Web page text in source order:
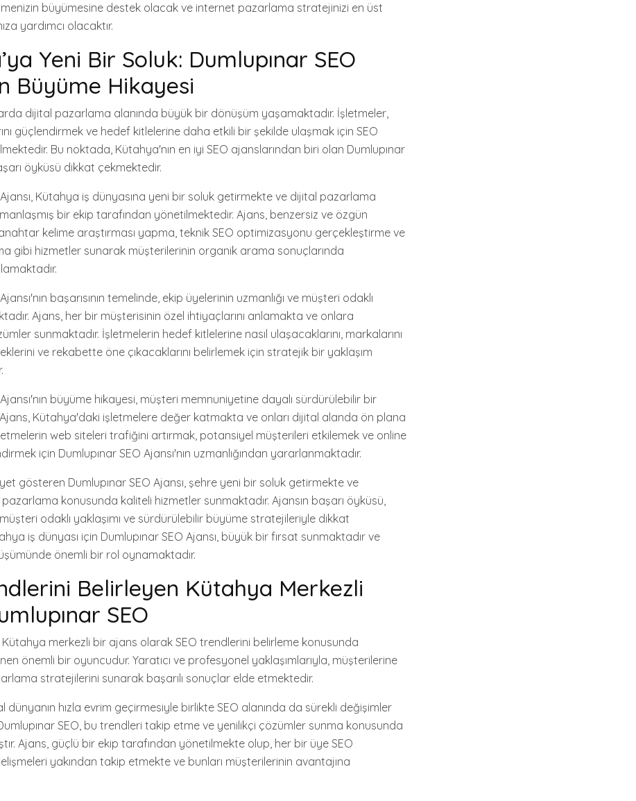
büyümesine destek olacak ve internet pazarlama stratejinizi en üst
yardımcı olacaktır.
Yeni Bir Soluk: Dumlupınar SEO
Büyüme Hikayesi
dijital pazarlama alanında büyük bir dönüşüm yaşamaktadır. İşletmeler,
güçlendirmek ve hedef kitlelerine daha etkili bir şekilde ulaşmak için SEO
Bu noktada, Kütahya'nın en iyi SEO ajanslarından biri olan Dumlupınar
öyküsü dikkat çekmektedir.
Ajansı, Kütahya iş dünyasına yeni bir soluk getirmekte ve dijital pazarlama
bir ekip tarafından yönetilmektedir. Ajans, benzersiz ve özgün
kelime araştırması yapma, teknik SEO optimizasyonu gerçekleştirme ve
gibi hizmetler sunarak müşterilerinin organik arama sonuçlarında
başarısının temelinde, ekip üyelerinin uzmanlığı ve müşteri odaklı
Ajans, her bir müşterisinin özel ihtiyaçlarını anlamakta ve onlara
sunmaktadır. İşletmelerin hedef kitlelerine nasıl ulaşacaklarını, markalarını
ve rekabette öne çıkacaklarını belirlemek için stratejik bir yaklaşım
büyüme hikayesi, müşteri memnuniyetine dayalı sürdürülebilir bir
Kütahya'daki işletmelere değer katmakta ve onları dijital alanda ön plana
web siteleri trafiğini artırmak, potansiyel müşterileri etkilemek ve online
için Dumlupınar SEO Ajansı'nın uzmanlığından yararlanmaktadır.
gösteren Dumlupınar SEO Ajansı, şehre yeni bir soluk getirmekte ve
konusunda kaliteli hizmetler sunmaktadır. Ajansın başarı öyküsü,
odaklı yaklaşımı ve sürdürülebilir büyüme stratejileriyle dikkat
iş dünyası için Dumlupınar SEO Ajansı, büyük bir fırsat sunmaktadır ve
önemli bir rol oynamaktadır.
Belirleyen Kütahya Merkezli
SEO
Kütahya merkezli bir ajans olarak SEO trendlerini belirleme konusunda
önemli bir oyuncudur. Yaratıcı ve profesyonel yaklaşımlarıyla, müşterilerine
stratejilerini sunarak başarılı sonuçlar elde etmektedir.
dünyanın hızla evrim geçirmesiyle birlikte SEO alanında da sürekli değişimler
SEO, bu trendleri takip etme ve yenilikçi çözümler sunma konusunda
Ajans, güçlü bir ekip tarafından yönetilmekte olup, her bir üye SEO
yakından takip etmekte ve bunları müşterilerinin avantajına